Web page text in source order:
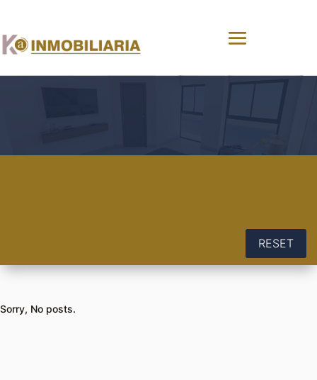
RESET
Sorry, No posts.